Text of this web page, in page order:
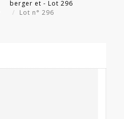
berger et - Lot 296
Lot n° 296